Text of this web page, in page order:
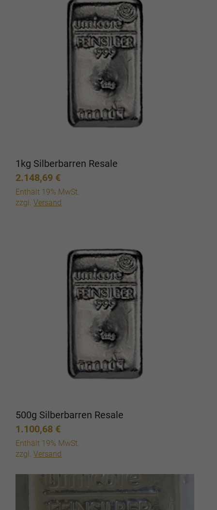
1kg Silberbarren Resale
2.148,69 €
Enthält 19% MwSt.
zzgl.Versand
500g Silberbarren Resale
1.100,68 €
Enthält 19% MwSt.
zzgl.Versand